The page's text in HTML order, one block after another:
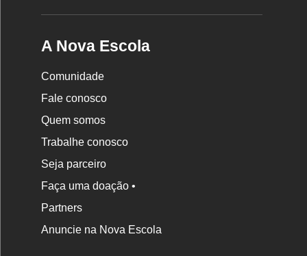
A Nova Escola
Comunidade
Fale conosco
Quem somos
Trabalhe conosco
Seja parceiro
Faça uma doação •
Partners
Anuncie na Nova Escola